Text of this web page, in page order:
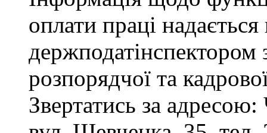
оплати праці
держподатінспектором
розпорядчої та
Звертатись за адресою: